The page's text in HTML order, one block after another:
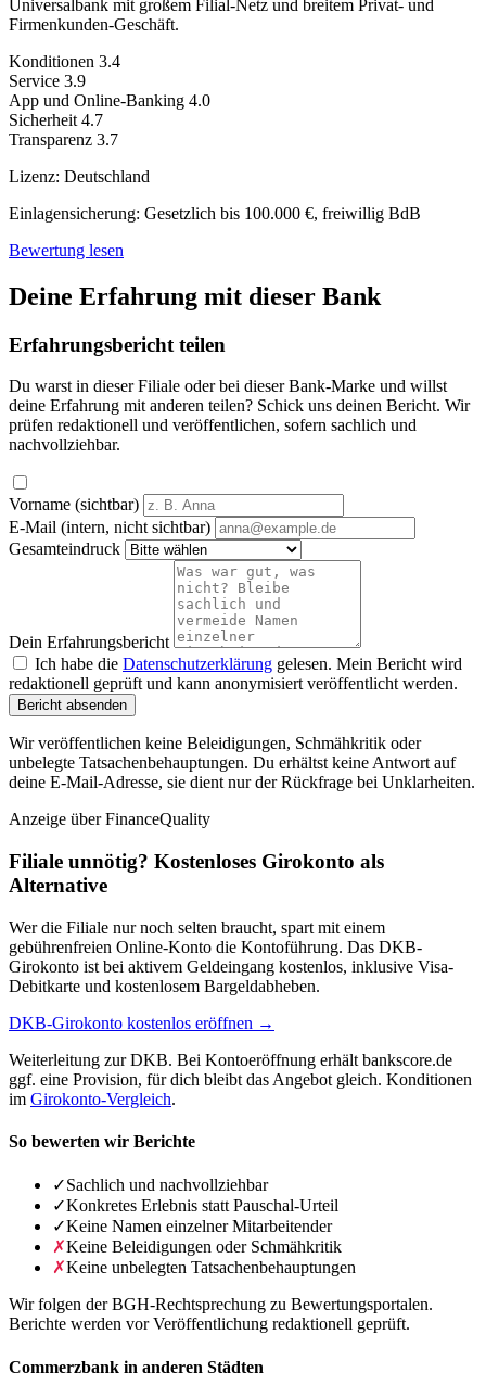
Universalbank mit großem Filial-Netz und breitem Privat- und
Firmenkunden-Geschäft.
Konditionen 3.4
Service 3.9
App und Online-Banking 4.0
Sicherheit 4.7
Transparenz 3.7
Lizenz: Deutschland
Einlagensicherung: Gesetzlich bis 100.000 €, freiwillig BdB
Bewertung lesen
Deine Erfahrung mit dieser Bank
Erfahrungsbericht teilen
Du warst in dieser Filiale oder bei dieser Bank-Marke und willst
deine Erfahrung mit anderen teilen? Schick uns deinen Bericht. Wir
prüfen redaktionell und veröffentlichen, sofern sachlich und
nachvollziehbar.
Vorname (sichtbar)
E-Mail (intern, nicht sichtbar)
Gesamteindruck
Dein Erfahrungsbericht
Ich habe die Datenschutzerklärung gelesen. Mein Bericht wird
redaktionell geprüft und kann anonymisiert veröffentlicht werden.
Bericht absenden
Wir veröffentlichen keine Beleidigungen, Schmähkritik oder
unbelegte Tatsachenbehauptungen. Du erhältst keine Antwort auf
deine E-Mail-Adresse, sie dient nur der Rückfrage bei Unklarheiten.
Anzeige über FinanceQuality
Filiale unnötig? Kostenloses Girokonto als
Alternative
Wer die Filiale nur noch selten braucht, spart mit einem
gebührenfreien Online-Konto die Kontoführung. Das DKB-
Girokonto ist bei aktivem Geldeingang kostenlos, inklusive Visa-
Debitkarte und kostenlosem Bargeldabheben.
DKB-Girokonto kostenlos eröffnen →
Weiterleitung zur DKB. Bei Kontoeröffnung erhält bankscore.de
ggf. eine Provision, für dich bleibt das Angebot gleich. Konditionen
im Girokonto-Vergleich.
So bewerten wir Berichte
✓Sachlich und nachvollziehbar
✓Konkretes Erlebnis statt Pauschal-Urteil
✓Keine Namen einzelner Mitarbeitender
✗Keine Beleidigungen oder Schmähkritik
✗Keine unbelegten Tatsachenbehauptungen
Wir folgen der BGH-Rechtsprechung zu Bewertungsportalen.
Berichte werden vor Veröffentlichung redaktionell geprüft.
Commerzbank in anderen Städten